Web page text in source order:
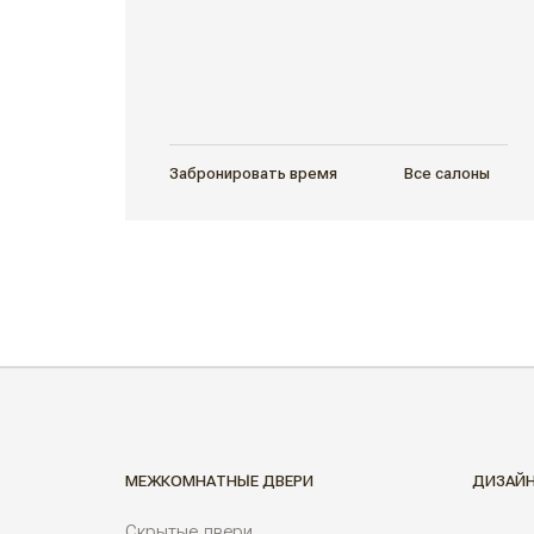
Забронировать время Все салоны
МЕЖКОМНАТНЫЕ ДВЕРИ